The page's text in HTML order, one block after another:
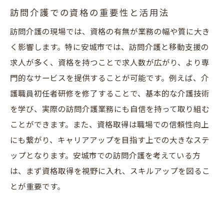
訪問介護での資格の重要性と活用法
訪問介護の現場では、資格の有無が業務の幅や質に大き
く影響します。特に安城市では、訪問介護と移動支援の
求人が多く、資格を持つことで求人数が広がり、より専
門的なサービスを提供することが可能です。例えば、介
護職員初任者研修を修了することで、基本的な介護技術
を学び、実際の訪問介護業務にも自信を持って取り組む
ことができます。また、資格取得は職場での信頼性向上
にも繋がり、キャリアアップを目指す上での大きなステ
ップとなります。安城市での訪問介護を考えている方
は、まず資格取得を視野に入れ、スキルアップを図るこ
とが重要です。